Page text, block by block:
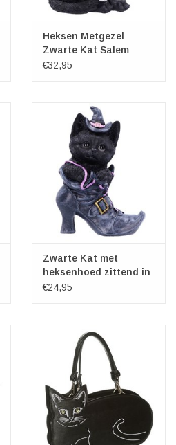
Heksen Metgezel
Zwarte Kat Salem
19,6cm
€32,95
Zwarte Kat met
heksenhoed zittend in
Laars Beeldje 18,5cm
€24,95